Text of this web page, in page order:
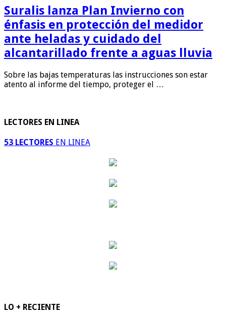
Suralis lanza Plan Invierno con
énfasis en protección del medidor
ante heladas y cuidado del
alcantarillado frente a aguas lluvia
Sobre las bajas temperaturas las instrucciones son estar
atento al informe del tiempo, proteger el …
LECTORES EN LINEA
53 LECTORES EN LINEA
LO + RECIENTE